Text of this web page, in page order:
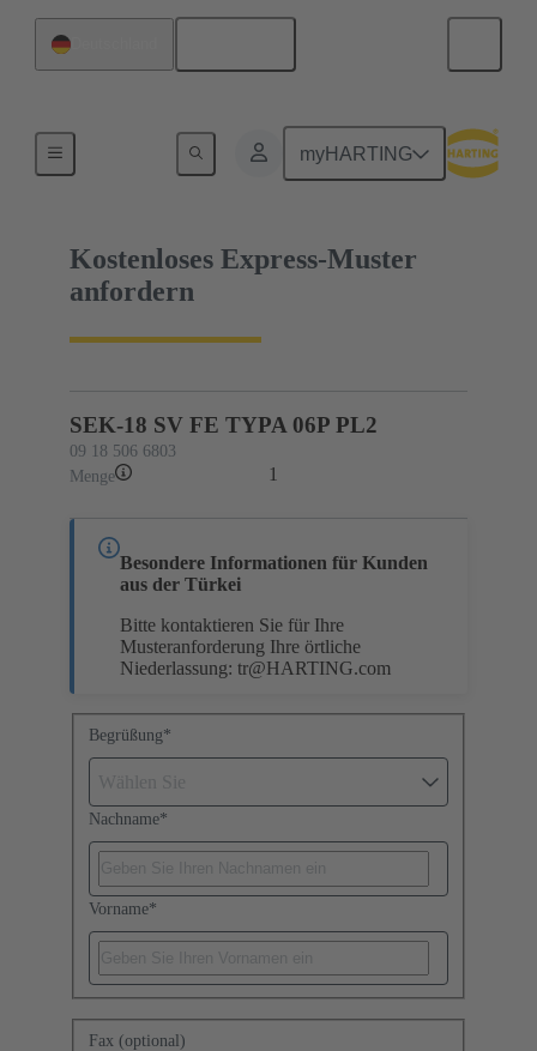
myHARTING
09 18 506 6803
Kostenloses Express-Muster
anfordern
Besondere Informationen für Kunden
aus der Türkei
Bitte kontaktieren Sie für Ihre
Musteranforderung Ihre örtliche
Niederlassung: tr@HARTING.com
SEK-18 SV FE TYPA 06P PL2
09 18 506 6803
Menge
1
Begrüßung*
Nachname*
Vorname*
Fax (optional)